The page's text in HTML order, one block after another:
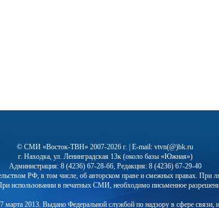
© СМИ «Восток-ТВН» 2007-2026 г. | E-mail: vtvn(@)bk.ru
г. Находка, ул. Ленинградская 13к (около базы «Южная»)
Администрация: 8 (4236) 67-28-66, Редакция: 8 (4236) 67-29-40
РФ, в том числе, об авторском праве и смежных правах.
использовании в печатных СМИ, необходимо письменное
2013. Выдано Федеральной службой по надзору в сфере